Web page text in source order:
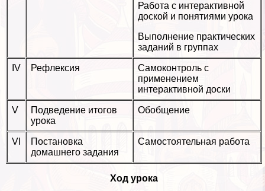
Работа с интеpaктивной
доской и понятиями урока
Выполнение пpaктических
заданий в группах
IV Рефлексия
Самоконтроль с
применением
интеpaктивной доски
V
Подведение итогов
урока
Обобщение
VI
Постановка
домашнего задания
Самостоятельная работа
Ход урока